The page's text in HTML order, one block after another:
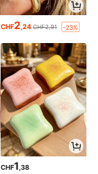
CHF2 ,24 CHF2,91 -23%
CHF1,38